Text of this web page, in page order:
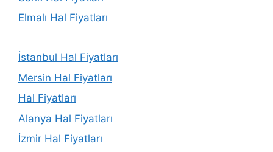
Elmalı Hal Fiyatları
İstanbul Hal Fiyatları
Mersin Hal Fiyatları
Hal Fiyatları
Alanya Hal Fiyatları
İzmir Hal Fiyatları